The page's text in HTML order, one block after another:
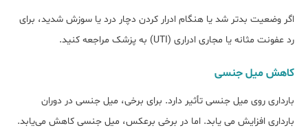
اگر وضعیت بدتر شد یا هنگام ادرار کردن دچار درد یا سوزش شدید، برای
رد عفونت مثانه یا مجاری ادراری (UTI) به پزشک مراجعه کنید.
کاهش میل جنسی
بارداری روی میل جنسی تأثیر دارد. برای برخی، میل جنسی در دوران
بارداری افزایش می یابد. اما در برخی برعکس، میل جنسی کاهش می‌یابد.